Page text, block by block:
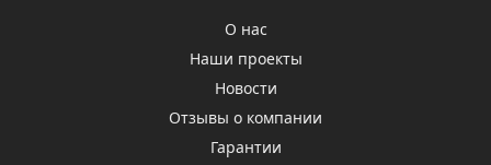
О нас
Наши проекты
Новости
Отзывы о компании
Гарантии